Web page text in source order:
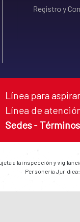
Registro y
Línea para
Línea de
Sedes -
a la inspección y
Personería Jurídica: